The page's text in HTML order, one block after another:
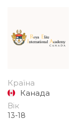
Країна
Канада
Вік
13-18